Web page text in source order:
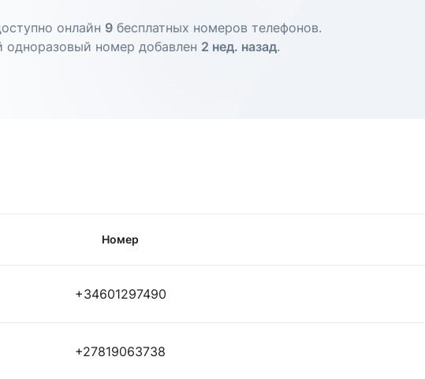
онлайн 9 бесплатных номеров телефонов.
одноразовый номер добавлен 2 нед. назад.
Номер
+34601297490
+27819063738